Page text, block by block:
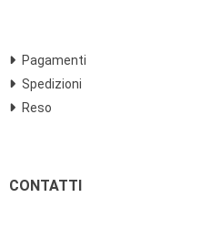
Pagamenti
Spedizioni
Reso
CONTATTI